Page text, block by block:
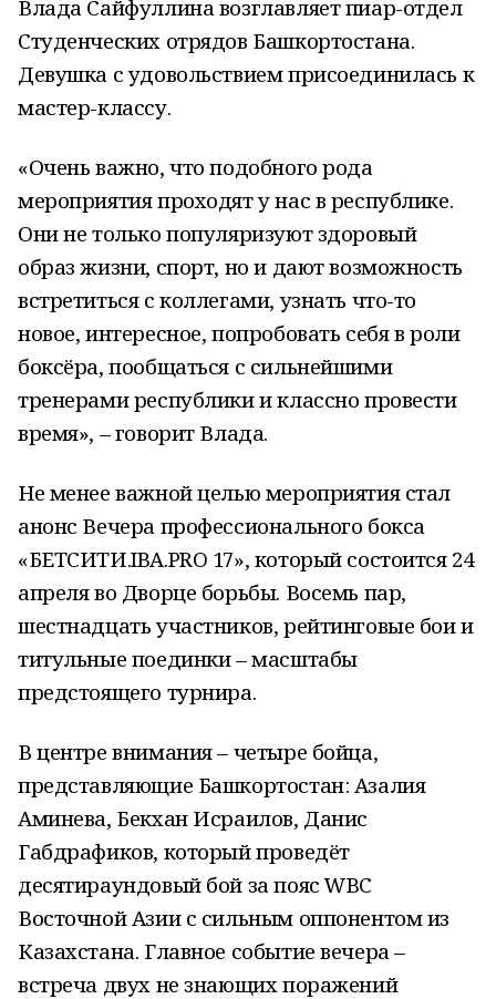
Влада Сайфуллина возглавляет пиар-отдел
Студенческих отрядов Башкортостана.
Девушка с удовольствием присоединилась к
мастер-классу.
«Очень важно, что подобного рода
мероприятия проходят у нас в республике.
Они не только популяризуют здоровый
образ жизни, спорт, но и дают возможность
встретиться с коллегами, узнать что-то
новое, интересное, попробовать себя в роли
боксёра, пообщаться с сильнейшими
тренерами республики и классно провести
время», – говорит Влада.
Не менее важной целью мероприятия стал
анонс Вечера профессионального бокса
«БЕТСИТИ.IBA.PRO 17», который состоится 24
апреля во Дворце борьбы. Восемь пар,
шестнадцать участников, рейтинговые бои и
титульные поединки – масштабы
предстоящего турнира.
В центре внимания – четыре бойца,
представляющие Башкортостан: Азалия
Аминева, Бекхан Исраилов, Данис
Габдрафиков, который проведёт
десятираундовый бой за пояс WBC
Восточной Азии с сильным оппонентом из
Казахстана. Главное событие вечера –
встреча двух не знающих поражений